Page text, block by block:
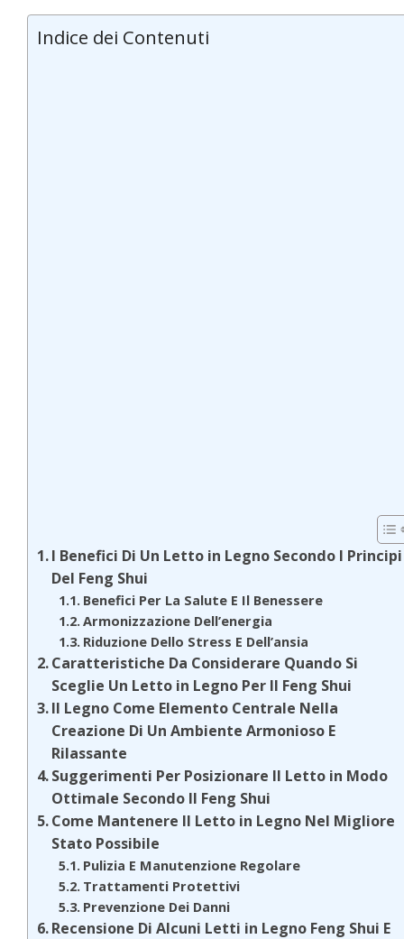
Indice dei Contenuti
I Benefici Di Un Letto in Legno Secondo I Principi
Del Feng Shui
Benefici Per La Salute E Il Benessere
Armonizzazione Dell’energia
Riduzione Dello Stress E Dell’ansia
Caratteristiche Da Considerare Quando Si
Sceglie Un Letto in Legno Per Il Feng Shui
Il Legno Come Elemento Centrale Nella
Creazione Di Un Ambiente Armonioso E
Rilassante
Suggerimenti Per Posizionare Il Letto in Modo
Ottimale Secondo Il Feng Shui
Come Mantenere Il Letto in Legno Nel Migliore
Stato Possibile
Pulizia E Manutenzione Regolare
Trattamenti Protettivi
Prevenzione Dei Danni
Recensione Di Alcuni Letti in Legno Feng Shui E